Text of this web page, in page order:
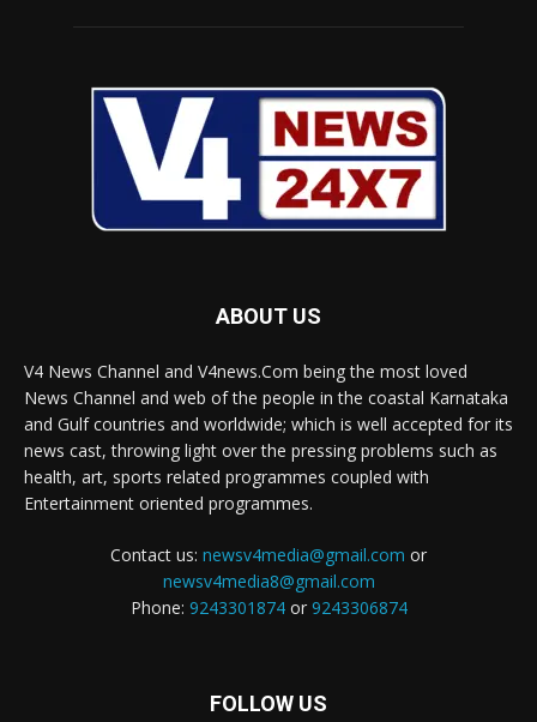
ABOUT US
V4 News Channel and V4news.Com being the most loved
News Channel and web of the people in the coastal Karnataka
and Gulf countries and worldwide; which is well accepted for its
news cast, throwing light over the pressing problems such as
health, art, sports related programmes coupled with
Entertainment oriented programmes.
Contact us: newsv4media@gmail.com or
newsv4media8@gmail.com
Phone: 9243301874or 9243306874
FOLLOW US